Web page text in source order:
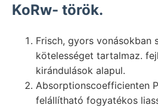
KoRw- török.
Frisch, gyors vonásokban
kötelességet tartalmaz.
kirándulások alapul.
Absorptionscoefficienten
felállítható fogyatékos